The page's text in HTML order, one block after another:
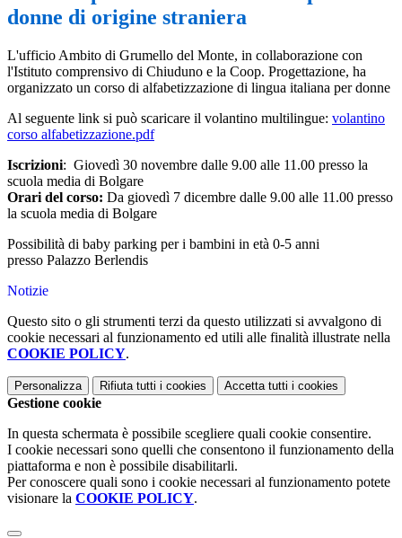
donne di origine straniera
L'ufficio Ambito di Grumello del Monte, in collaborazione con
l'Istituto comprensivo di Chiuduno e la Coop. Progettazione, ha
organizzato un corso di alfabetizzazione di lingua italiana per donne
Al seguente link si può scaricare il volantino multilingue: volantino
corso alfabetizzazione.pdf
Iscrizioni: Giovedì 30 novembre dalle 9.00 alle 11.00 presso la
scuola media di Bolgare
Orari del corso: Da giovedì 7 dicembre dalle 9.00 alle 11.00 presso
la scuola media di Bolgare
Possibilità di baby parking per i bambini in età 0-5 anni
presso Palazzo Berlendis
Notizie
Questo sito o gli strumenti terzi da questo utilizzati si avvalgono di
cookie necessari al funzionamento ed utili alle finalità illustrate nella
COOKIE POLICY.
Personalizza Rifiuta tutti i cookies Accetta tutti i cookies
Gestione cookie
In questa schermata è possibile scegliere quali cookie consentire.
I cookie necessari sono quelli che consentono il funzionamento della
piattaforma e non è possibile disabilitarli.
Per conoscere quali sono i cookie necessari al funzionamento potete
visionare la COOKIE POLICY.